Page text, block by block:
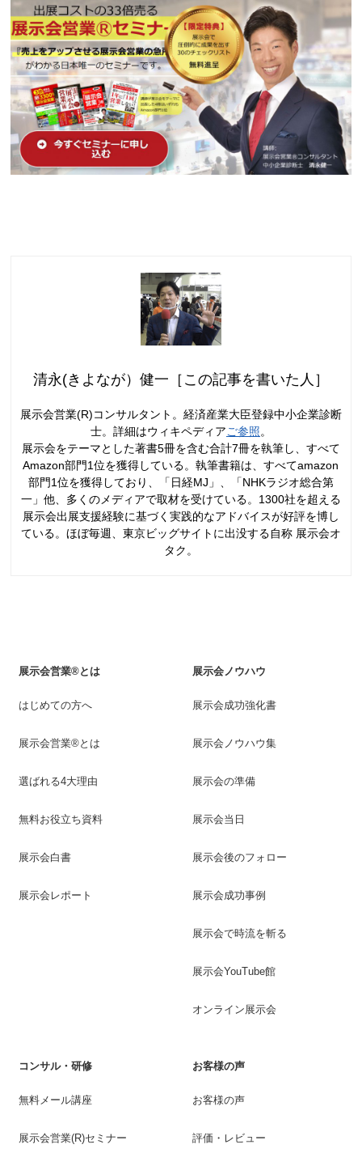
清永(きよなが）健一［この記事を書いた人］
展示会営業(R)コンサルタント。経済産業大臣登録中小企業診断
士。詳細はウィキペディアご参照。
展示会をテーマとした著書5冊を含む合計7冊を執筆し、すべて
Amazon部門1位を獲得している。執筆書籍は、すべてamazon
部門1位を獲得しており、「日経MJ」、「NHKラジオ総合第
一」他、多くのメディアで取材を受けている。1300社を超える
展示会出展支援経験に基づく実践的なアドバイスが好評を博し
ている。ほぼ毎週、東京ビッグサイトに出没する自称 展示会オ
タク。
展示会営業®とは
はじめての方へ
展示会営業®とは
選ばれる4大理由
無料お役立ち資料
展示会白書
展示会レポート
展示会ノウハウ
展示会成功強化書
展示会ノウハウ集
展示会の準備
展示会当日
展示会後のフォロー
展示会成功事例
展示会で時流を斬る
展示会YouTube館
オンライン展示会
コンサル・研修
無料メール講座
展示会営業(R)セミナー
お客様の声
お客様の声
評価・レビュー